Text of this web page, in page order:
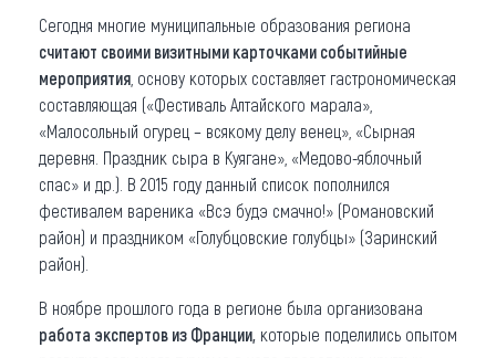
Сегодня многие муниципальные образования региона
считают своими визитными карточками событийные
мероприятия , основу которых составляет гастрономическая
составляющая («Фестиваль Алтайского марала»,
«Малосольный огурец – всякому делу венец», «Сырная
деревня. Праздник сыра в Куягане», «Медово-яблочный
спас» и др.). В 2015 году данный список пополнился
фестивалем вареника «Всэ будэ смачно!» (Романовский
район) и праздником «Голубцовские голубцы» (Заринский
район).
В ноябре прошлого года в регионе была организована
работа экспертов из Франции, которые поделились опытом